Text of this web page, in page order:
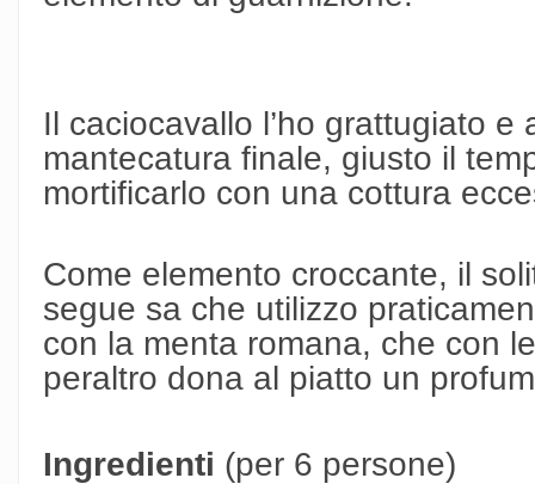
Il caciocavallo l’ho grattugiato
mantecatura finale, giusto il
mortificarlo con una cottura
Come elemento croccante, il
segue sa che utilizzo
con la menta romana, che con
peraltro dona al piatto un
Ingredienti (per 6 persone)